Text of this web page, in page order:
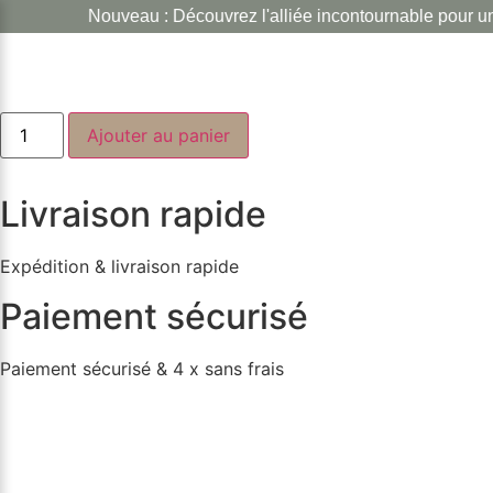
au
l'alliée incontournable pour une peau LISSÉE &
Coffret cadeau (1 soin)
quantité
Coffret
soin)
Ajouter au panier
Livraison rapide
Expédition & livraison rapide
Paiement sécurisé
Paiement sécurisé & 4 x sans frais